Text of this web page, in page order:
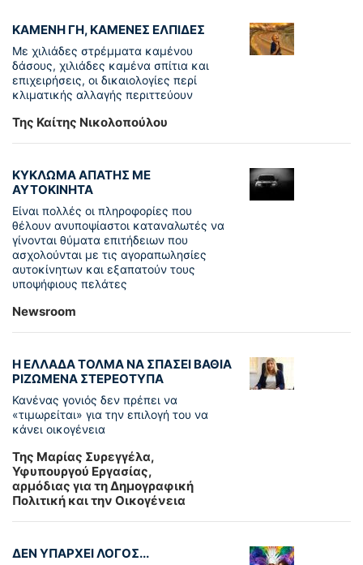
ΚΑΜΕΝΗ ΓΗ, ΚΑΜΕΝΕΣ ΕΛΠΙΔΕΣ
Με χιλιάδες στρέμματα καμένου
δάσους, χιλιάδες καμένα σπίτια και
επιχειρήσεις, οι δικαιολογίες περί
κλιματικής αλλαγής περιττεύουν
Της Καίτης Νικολοπούλου
ΚΥΚΛΩΜΑ ΑΠΑΤΗΣ ΜΕ
ΑΥΤΟΚΙΝΗΤΑ
Είναι πολλές οι πληροφορίες που
θέλουν ανυποψίαστοι καταναλωτές να
γίνονται θύματα επιτήδειων που
ασχολούνται με τις αγοραπωλησίες
αυτοκίνητων και εξαπατούν τους
υποψήφιους πελάτες
Newsroom
Η ΕΛΛΑΔΑ ΤΟΛΜΑ ΝΑ ΣΠΑΣΕΙ ΒΑΘΙΑ
ΡΙΖΩΜΕΝΑ ΣΤΕΡΕΟΤΥΠΑ
Κανένας γονιός δεν πρέπει να
«τιμωρείται» για την επιλογή του να
κάνει οικογένεια
Της Μαρίας Συρεγγέλα,
Υφυπουργού Εργασίας,
αρμόδιας για τη Δημογραφική
Πολιτική και την Οικογένεια
ΔΕΝ ΥΠΑΡΧΕΙ ΛΟΓΟΣ...